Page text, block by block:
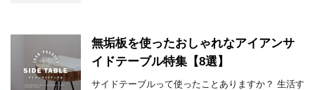
無垢板を使ったおしゃれなアイアンサ
イドテーブル特集【8選】
サイドテーブルって使ったことありますか？ 生活す